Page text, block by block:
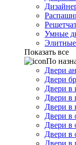
Умные
Показать все
По
Двери
Двери
Двери в
Двери в
Двери в
Двери в
Двери в
Двери в
Двери в